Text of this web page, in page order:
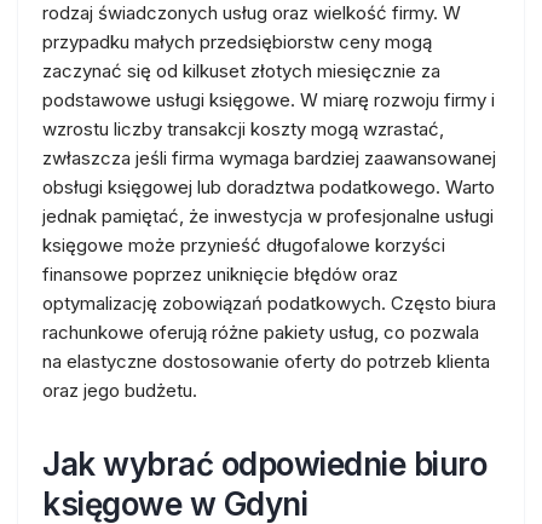
rodzaj świadczonych usług oraz wielkość firmy. W
przypadku małych przedsiębiorstw ceny mogą
zaczynać się od kilkuset złotych miesięcznie za
podstawowe usługi księgowe. W miarę rozwoju firmy i
wzrostu liczby transakcji koszty mogą wzrastać,
zwłaszcza jeśli firma wymaga bardziej zaawansowanej
obsługi księgowej lub doradztwa podatkowego. Warto
jednak pamiętać, że inwestycja w profesjonalne usługi
księgowe może przynieść długofalowe korzyści
finansowe poprzez uniknięcie błędów oraz
optymalizację zobowiązań podatkowych. Często biura
rachunkowe oferują różne pakiety usług, co pozwala
na elastyczne dostosowanie oferty do potrzeb klienta
oraz jego budżetu.
Jak wybrać odpowiednie biuro
księgowe w Gdyni